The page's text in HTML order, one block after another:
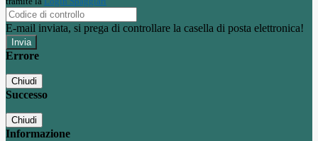
E-mail inviata, si prega di controllare la casella di posta elettronica!
Errore
Chiudi
Successo
Chiudi
Informazione